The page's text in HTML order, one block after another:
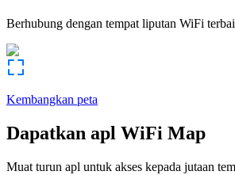
Berhubung dengan tempat liputan WiFi
Kembangkan peta
Dapatkan apl WiFi Map
Muat turun apl untuk akses kepada jutaan